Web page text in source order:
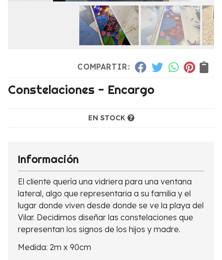
COMPARTIR:
Constelaciones - Encargo
EN STOCK
Información
El cliente quería una vidriera para una ventana
lateral, algo que representaria a su familia y el
lugar donde viven desde donde se ve la playa del
Vilar. Decidimos diseñar las constelaciones que
representan los signos de los hijos y madre.
Medida: 2m x 90cm